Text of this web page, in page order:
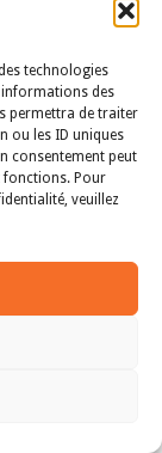
technologies
informations des
permettra de traiter
ou les ID uniques
consentement peut
fonctions. Pour
veuillez
fondamentaux